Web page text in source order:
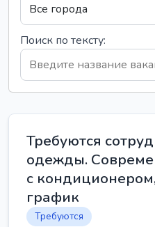
Поиск по тексту:
Требуются
одежды.
с
график
Требуются